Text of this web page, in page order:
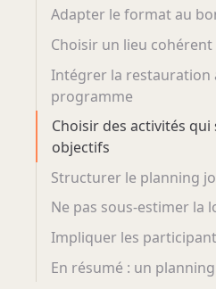
Adapter le format au
Choisir un lieu
Intégrer la
programme
Choisir des activités
objectifs
Structurer le planning
Ne pas sous-estimer la
Impliquer les
En résumé : un